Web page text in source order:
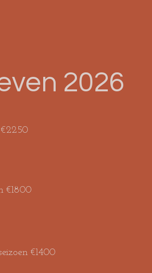
2026
€2250
€1800
€1400